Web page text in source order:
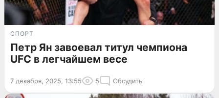
СПОРТ
Петр Ян завоевал титул чемпиона
UFC в легчайшем весе
7 декабря, 2025, 13:55 5 Обсудить